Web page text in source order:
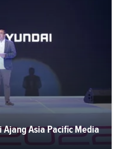
Asia Pacific Media